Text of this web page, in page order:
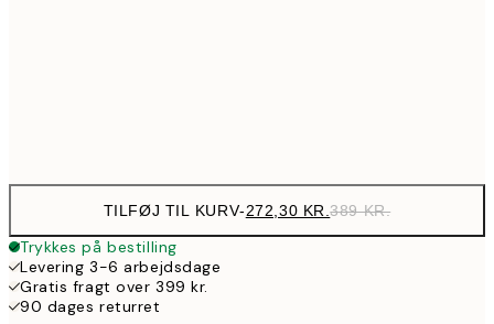
TILFØJ TIL KURV-272,30 KR.389 KR.
Trykkes på bestilling
Levering 3-6 arbejdsdage
Gratis fragt over 399 kr.
90 dages returret